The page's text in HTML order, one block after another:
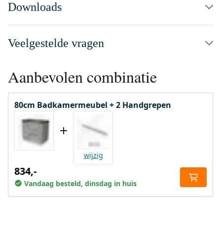
Downloads
Veelgestelde vragen
Aanbevolen combinatie
80cm Badkamermeubel + 2 Handgrepen
wijzig
834,-
Vandaag besteld, dinsdag in huis